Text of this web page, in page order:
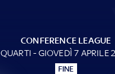
CONFERENCE LEAGUE
QUARTI - GIOVEDÌ 7 APRILE
FINE